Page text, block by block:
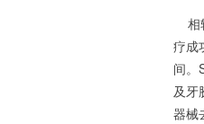
相
疗成
间。
及牙
器械